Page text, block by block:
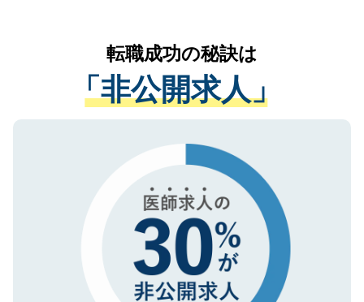
は、個人情報の取り扱いについての厳密な
管理基準を満たした事業者のみに付与され
る、プライバシーマークを取得済みです。
ご登録いただいた個人情報は、SSL（デー
で、機密保持に関してもご安心ください。
かがいして、現在の医療機関の状況や紹介
経験をまじえながら、適切なアドバイスを
させていただきます。すぐにご転職をされ
ない方には、長期的なサポートが可能です
ので、まずはご登録ください。
転職成功の秘訣は
「非公開求人」